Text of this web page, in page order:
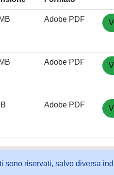
Adobe PDF
Adobe PDF
Adobe PDF
sono riservati, salvo diversa